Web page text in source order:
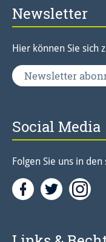
Newsletter
Hier können Sie sich
Newsletter
Social Media
Folgen Sie uns in
FacebookTwitter<